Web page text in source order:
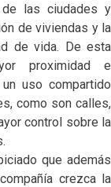
de las ciudades y
de viviendas y la
de vida. De esta
proximidad e
uso compartido
como son calles,
control sobre la
que además
crezca la